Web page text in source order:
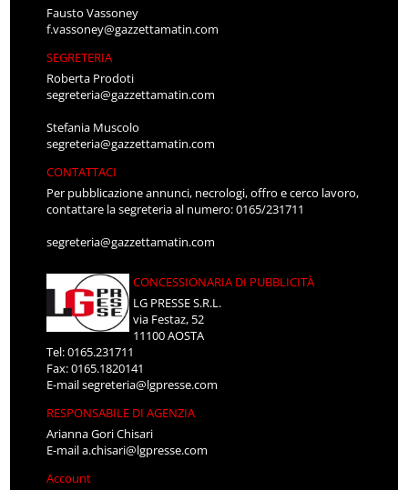
Fausto Vassoney
f.vassoney@gazzettamatin.com
SEGRETERIA
Roberta Prodoti
segreteria@gazzettamatin.com
Stefania Muscolo
segreteria@gazzettamatin.com
CONTATTACI
Per pubblicazione annunci, necrologi, offro e cerco lavoro,
contattare la segreteria al numero: 0165/231711
segreteria@gazzettamatin.com
CONCESSIONARIA DI PUBBLICITÀ
LG PRESSE S.R.L.
via Festaz, 52
11100 AOSTA
Tel: 0165.231711
Fax: 0165.1820141
E-mailsegreteria@lgpresse.com
RESPONSABILE DI AGENZIA
Arianna Gori Chisari
E-maila.chisari@lgpresse.com
Account